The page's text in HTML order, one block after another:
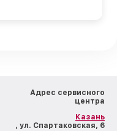
Адрес сервисного
центра
Казань
, ул. Спартаковская, 6